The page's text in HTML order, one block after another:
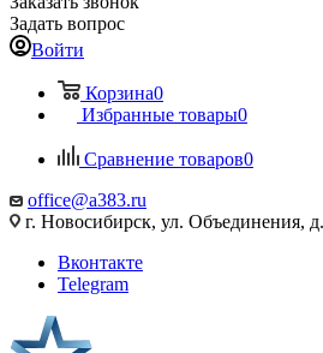
Задать вопрос
Войти
Корзина0
Избранные товары0
Сравнение товаров0
office@a383.ru
г. Новосибирск, ул. Объединения,
Вконтакте
Telegram